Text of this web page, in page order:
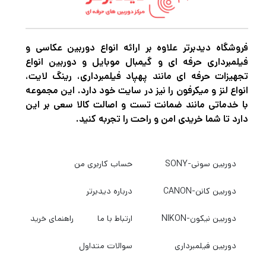
فوکوس دارید، بسیار کارآمد است.
انتقال کامل اطلاعات
یکی از مهم‌ترین ویژگی‌های این آداپتور، انتقال
کامل اطلاعات بین لنز و دوربین است. این به
معنی حفظ عملکردهایی مانند تثبیت تصویر
این قابلیت، شما می‌توانید از تمامی امکانات لنز
خود، حتی در هنگام استفاده با بدنه‌های دوربین
جدید، بهره‌مند شوید.
ساختار با کیفیت
فروشگاه دیدبرتر علاوه بر ارائه انواع دوربین عکاسی و
فیلمبرداری حرفه ای و گیمبال موبایل و دوربین انواع
تجهیزات حرفه ای مانند پهپاد فیلمبرداری، رینگ لایت،
انواع لنز و میکرفون را نیز در سایت خود دارد. این مجموعه
با خدماتی مانند ضمانت تست و اصالت کالا سعی بر این
دارد تا شما خریدی امن و راحت را تجربه کنید.
دوربین سونی-SONY
دوربین کانن-CANON
دوربین نیکون-NIKON
دوربین فیلمبرداری
حساب کاربری من
درباره دیدبرتر
ارتباط با ما راهنمای خرید
سوالات متداول